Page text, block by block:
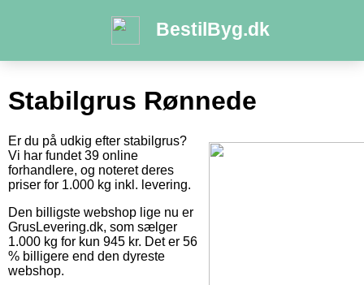
BestilByg.dk
Stabilgrus Rønnede
Er du på udkig efter stabilgrus?
Vi har fundet 39 online
forhandlere, og noteret deres
priser for 1.000 kg inkl. levering.
Den billigste webshop lige nu er
GrusLevering.dk, som sælger
1.000 kg for kun 945 kr. Det er 56
% billigere end den dyreste
webshop.